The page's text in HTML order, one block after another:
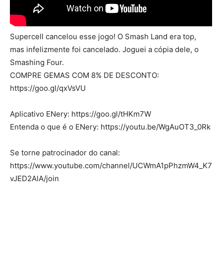
Supercell cancelou esse jogo! O Smash Land era top,
mas infelizmente foi cancelado. Joguei a cópia dele, o
Smashing Four.
COMPRE GEMAS COM 8% DE DESCONTO:
https://goo.gl/qxVsVU
Aplicativo ENery: https://goo.gl/tHKm7W
Entenda o que é o ENery: https://youtu.be/WgAuOT3_0Rk
Se torne patrocinador do canal:
https://www.youtube.com/channel/UCWmA1pPhzmW4_K7
vJED2AlA/join